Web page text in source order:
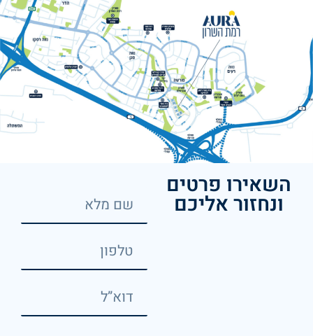
השאירו פרטים
ונחזור אליכם